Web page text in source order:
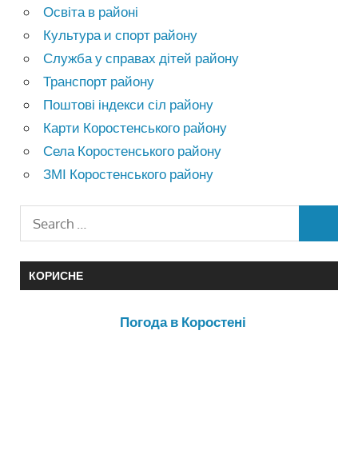
Освіта в районі
Культура и спорт району
Служба у справах дітей району
Транспорт району
Поштові індекси сіл району
Карти Коростенського району
Села Коростенського району
ЗМІ Коростенського району
КОРИСНЕ
Погода в Коростені